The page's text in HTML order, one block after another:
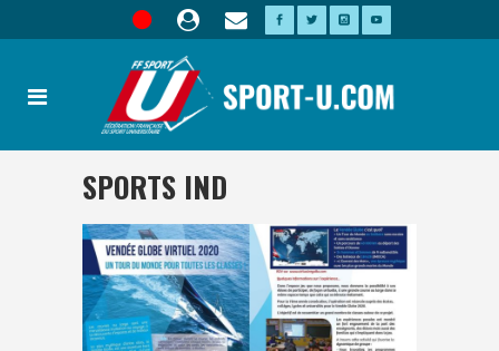
SPORTS IND